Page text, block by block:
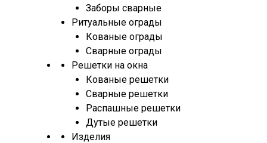
Заборы сварные
Ритуальные ограды
Кованые ограды
Сварные ограды
Решетки на окна
Кованые решетки
Сварные решетки
Распашные решетки
Дутые решетки
Изделия